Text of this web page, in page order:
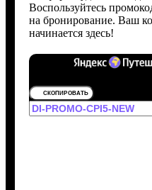
Воспользуйтесь
на бронирование. Ваш
начинается здесь!
СКОПИРОВАТЬ